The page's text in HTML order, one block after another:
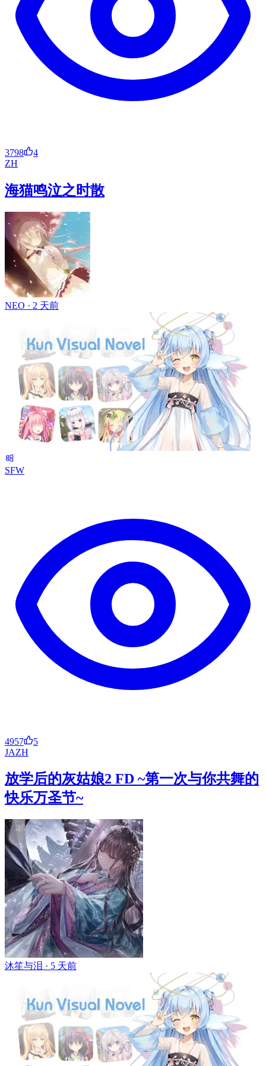
3798
4
ZH
海猫鸣泣之时散
NEO · 2 天前
SFW
4957
5
JAZH
放学后的灰姑娘2 FD ~第一次与你共舞的
快乐万圣节~
沐笙与泪 · 5 天前